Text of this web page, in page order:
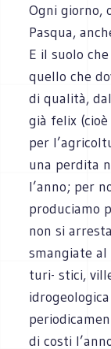
Ogni giorno,
Pasqua,
E il suolo
quello che
di qualità,
già felix
per
una perdita
l’anno; per
produciamo
non si
smangiate
turi- stici,
di costi